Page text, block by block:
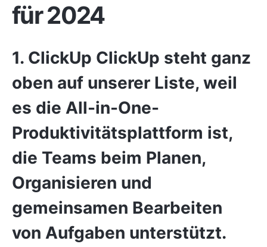
für 2024
1. ClickUp ClickUp steht ganz
oben auf unserer Liste, weil
es die All-in-One-
Produktivitätsplattform ist,
die Teams beim Planen,
Organisieren und
gemeinsamen Bearbeiten
von Aufgaben unterstützt.